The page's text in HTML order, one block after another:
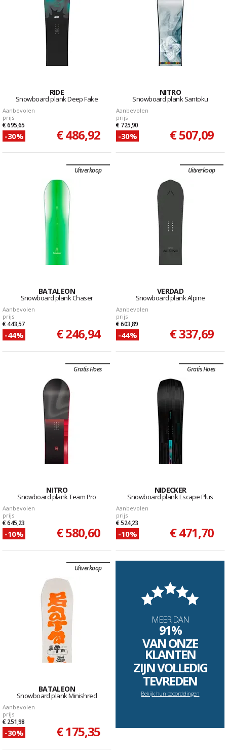
RIDE
Snowboard plank Deep Fake
Aanbevolen
prijs
€ 695,65
-30% € 486,92
NITRO
Snowboard plank Santoku
Aanbevolen
prijs
€ 725,90
-30% € 507,09
Uitverkoop
BATALEON
Snowboard plank Chaser
Aanbevolen
prijs
€ 443,57
-44% € 246,94
Uitverkoop
VERDAD
Snowboard plank Alpine
Aanbevolen
prijs
€ 603,89
-44% € 337,69
Gratis Hoes
NITRO
Snowboard plank Team Pro
Aanbevolen
prijs
€ 645,23
-10% € 580,60
Gratis Hoes
NIDECKER
Snowboard plank Escape Plus
Aanbevolen
prijs
€ 524,23
-10% € 471,70
Uitverkoop
BATALEON
Snowboard plank Minishred
Aanbevolen
prijs
€ 251,98
-30% € 175,35
MEER DAN
91%
VAN ONZE
KLANTEN
ZIJN VOLLEDIG
TEVREDEN
Bekijk hun beoordelingen